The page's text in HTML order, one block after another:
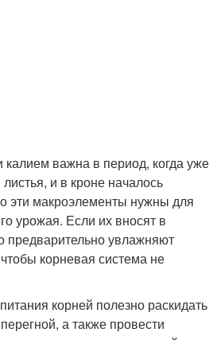
важна в период, когда уже
и в кроне началось
эти макроэлементы нужны для
урожая. Если их вносят в
предварительно увлажняют
корневая система не
корней полезно раскидать
а также провести